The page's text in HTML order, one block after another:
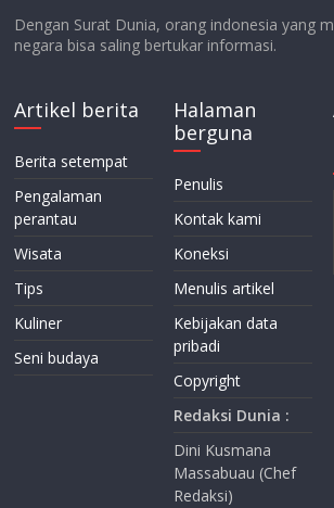
Dengan Surat Dunia, orang indonesia yang
negara bisa saling bertukar informasi.
Artikel berita
Berita setempat
Pengalaman
perantau
Wisata
Tips
Kuliner
Seni budaya
Halaman
berguna
Penulis
Kontak kami
Koneksi
Menulis artikel
Kebijakan data
pribadi
Copyright
Redaksi Dunia :
Dini Kusmana
Massabuau (Chef
Redaksi)